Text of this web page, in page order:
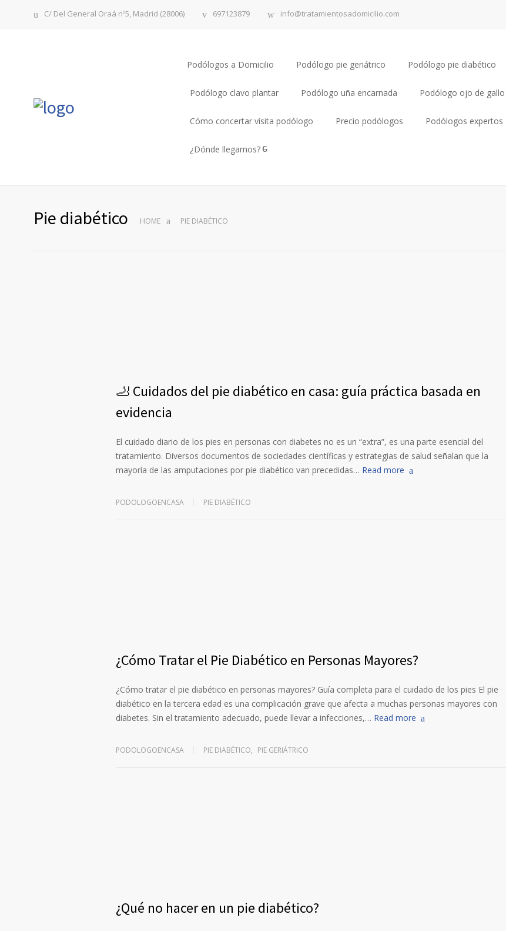
C/ Del General Oraá nº5, Madrid (28006) 697123879 info@tratamientosadomicilio.com
Podólogos a Domicilio Podólogo pie geriátrico Podólogo pie diabético
Podólogo clavo plantar Podólogo uña encarnada Podólogo ojo de gallo
Cómo concertar visita podólogo Precio podólogos Podólogos expertos
¿Dónde llegamos?
Pie diabético HOME PIE DIABÉTICO
🦶 Cuidados del pie diabético en casa: guía práctica basada en
evidencia
El cuidado diario de los pies en personas con diabetes no es un “extra”, es una parte esencial del
tratamiento. Diversos documentos de sociedades científicas y estrategias de salud señalan que la
mayoría de las amputaciones por pie diabético van precedidas… Read more
PODOLOGOENCASA PIE DIABÉTICO
¿Cómo Tratar el Pie Diabético en Personas Mayores?
¿Cómo tratar el pie diabético en personas mayores? Guía completa para el cuidado de los pies El pie
diabético en la tercera edad es una complicación grave que afecta a muchas personas mayores con
diabetes. Sin el tratamiento adecuado, puede llevar a infecciones,… Read more
PODOLOGOENCASA PIE DIABÉTICO, PIE GERIÁTRICO
¿Qué no hacer en un pie diabético?